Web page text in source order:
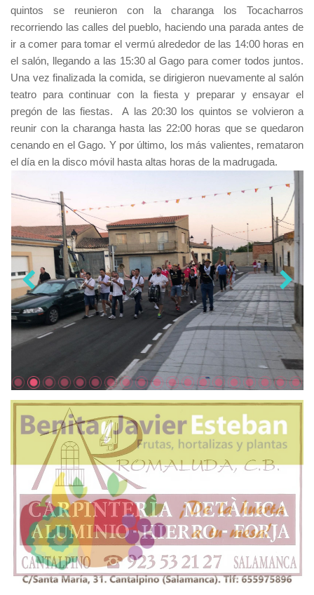
quintos se reunieron con la charanga los Tocacharros
recorriendo las calles del pueblo, haciendo una parada antes de
ir a comer para tomar el vermú alrededor de las 14:00 horas en
el salón, llegando a las 15:30 al Gago para comer todos juntos.
Una vez finalizada la comida, se dirigieron nuevamente al salón
teatro para continuar con la fiesta y preparar y ensayar el
pregón de las fiestas. A las 20:30 los quintos se volvieron a
reunir con la charanga hasta las 22:00 horas que se quedaron
cenando en el Gago. Y por último, los más valientes, remataron
el día en la disco móvil hasta altas horas de la madrugada.